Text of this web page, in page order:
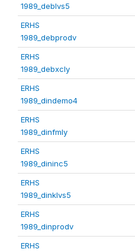
1989_deblvs5
ERHS
1989_debprodv
ERHS
1989_debxcly
ERHS
1989_dindemo4
ERHS
1989_dinfmly
ERHS
1989_dininc5
ERHS
1989_dinklvs5
ERHS
1989_dinprodv
ERHS